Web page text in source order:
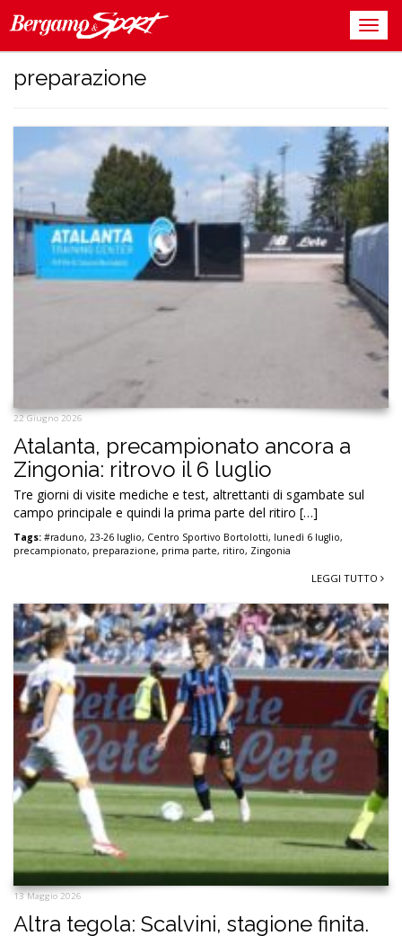
preparazione
22 Giugno 2026
Atalanta, precampionato ancora a
Zingonia: ritrovo il 6 luglio
Tre giorni di visite mediche e test, altrettanti di sgambate sul
campo principale e quindi la prima parte del ritiro […]
Tags: #raduno, 23-26 luglio, Centro Sportivo Bortolotti, lunedì 6 luglio,
precampionato, preparazione, prima parte, ritiro, Zingonia
LEGGI TUTTO
13 Maggio 2026
Altra tegola: Scalvini, stagione finita.